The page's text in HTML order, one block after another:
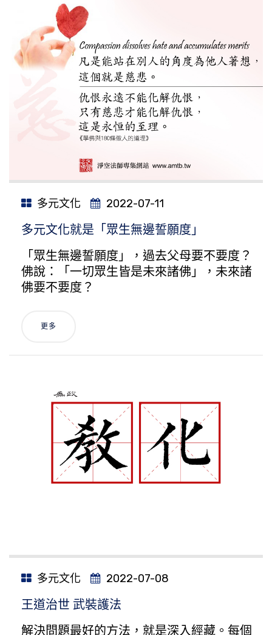
多元文化 2022-07-11
多元文化就是「眾生無邊誓願度」
「眾生無邊誓願度」，過去父母要不要度？
佛說：「一切眾生皆是未來諸佛」，未來諸
佛要不要度？
更多
多元文化 2022-07-08
王道治世 武裝護法
解決問題最好的方法，就是深入經藏。每個